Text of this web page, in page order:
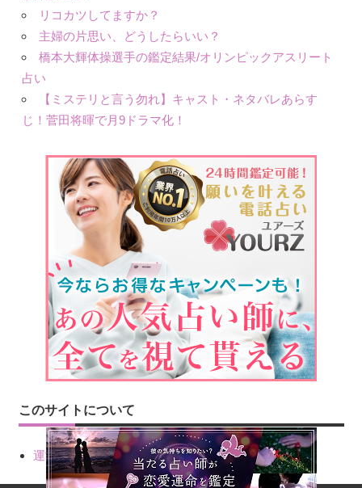
リコカツしてますか？
主婦の片思い、どうしたらいい？
橋本大輝体操選手の鑑定結果/オリンピックアスリート
占い
【ミステリと言う勿れ】キャスト・ネタバレあらす
じ！菅田将暉で月9ドラマ化！
このサイトについて
運営会社情報